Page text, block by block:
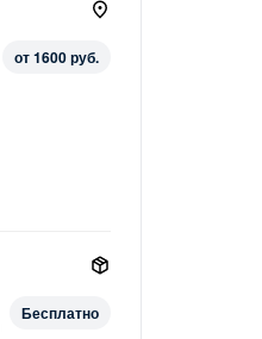
от 1600 руб.
Бесплатно